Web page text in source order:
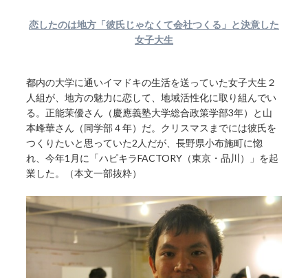
恋したのは地方「彼氏じゃなくて会社つくる」と決意した
女子大生
都内の大学に通いイマドキの生活を送っていた女子大生２
人組が、地方の魅力に恋して、地域活性化に取り組んでい
る。正能茉優さん（慶應義塾大学総合政策学部3年）と山
本峰華さん（同学部４年）だ。クリスマスまでには彼氏を
つくりたいと思っていた2人だが、長野県小布施町に惚
れ、今年1月に「ハピキラFACTORY（東京・品川）」を起
業した。（本文一部抜粋）